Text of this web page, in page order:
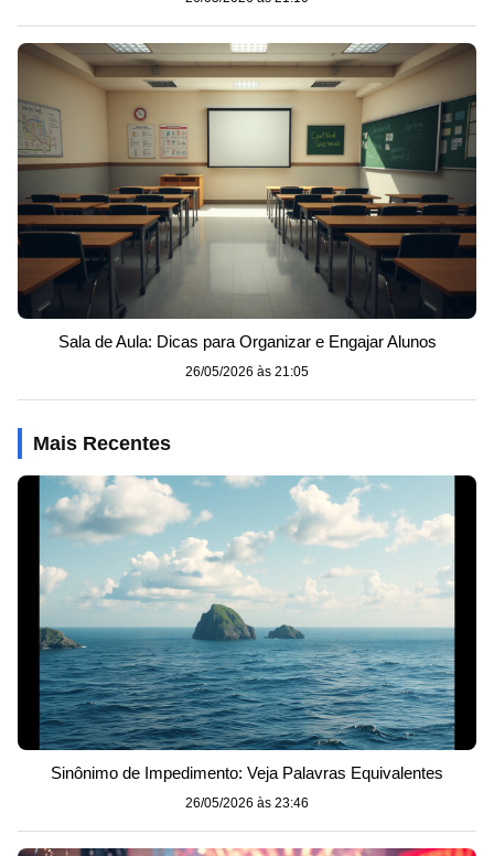
Sala de Aula: Dicas para Organizar e Engajar Alunos
26/05/2026 às 21:05
Mais Recentes
Sinônimo de Impedimento: Veja Palavras Equivalentes
26/05/2026 às 23:46